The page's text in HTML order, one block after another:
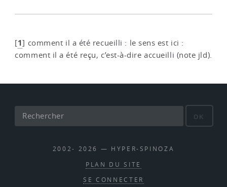
[1] comment il a été recueilli : le sens est ici :
comment il a été reçu, c’est-à-dire accueilli (note jld).
OK
2002- 2026 — HYPER-SPINOZA
PLAN DU SITE
SE CONNECTER